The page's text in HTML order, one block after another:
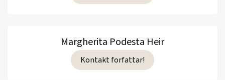
Margherita Podesta Heir
Kontakt forfattar!